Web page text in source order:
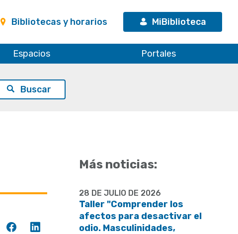
Bibliotecas y horarios MiBiblioteca
Espacios Portales
Compartir
Compartir
Más noticias:
28 DE JULIO DE 2026
Taller "Comprender los
afectos para desactivar el
odio. Masculinidades,